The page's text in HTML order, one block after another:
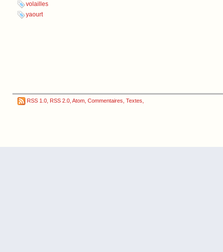
volailles
yaourt
RSS 1.0 RSS 2.0 Atom Commentaires Textes